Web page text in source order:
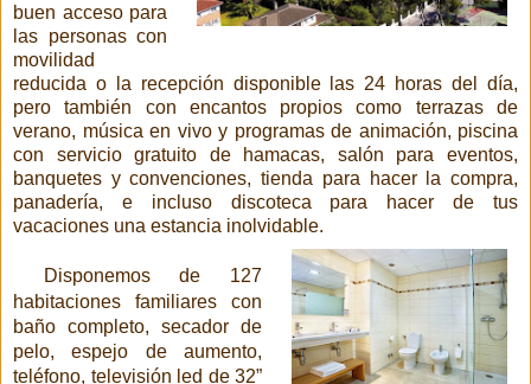
buen acceso para
las personas con
movilidad
reducida o la recepción disponible las 24 horas del día,
pero también con encantos propios como terrazas de
verano, música en vivo y programas de animación, piscina
con servicio gratuito de hamacas, salón para eventos,
banquetes y convenciones, tienda para hacer la compra,
panadería, e incluso discoteca para hacer de tus
vacaciones una estancia inolvidable.
Disponemos de 127
habitaciones familiares con
baño completo, secador de
pelo, espejo de aumento,
teléfono, televisión led de 32”